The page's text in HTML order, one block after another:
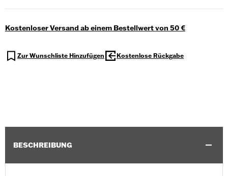
Kostenloser Versand ab einem Bestellwert von 50 €
Zur Wunschliste Hinzufügen Kostenlose Rückgabe
BESCHREIBUNG